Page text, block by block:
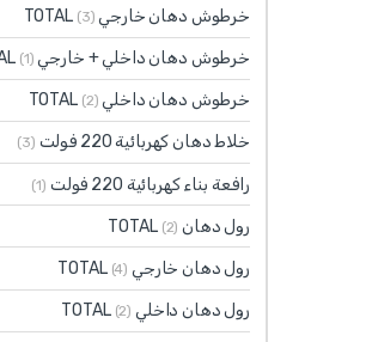
خرطوش دهان خارجي TOTAL (3)
خرطوش دهان داخلي + خارجي TOTAL (1)
خرطوش دهان داخلي TOTAL (2)
خلاط دهان كهربائية 220 فولت (3)
رافعة بناء كهربائية 220 فولت (1)
رول دهان TOTAL (2)
رول دهان خارجي TOTAL (4)
رول دهان داخلي TOTAL (2)